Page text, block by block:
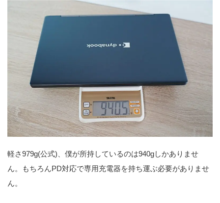
軽さ979g(公式)、僕が所持しているのは940gしかありませ
ん。もちろんPD対応で専用充電器を持ち運ぶ必要がありませ
ん。